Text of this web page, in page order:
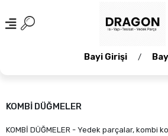
Bayi Girişi /
KOMBİ DÜĞMELER
KOMBİ DÜĞMELER - Yedek parçalar, kombi